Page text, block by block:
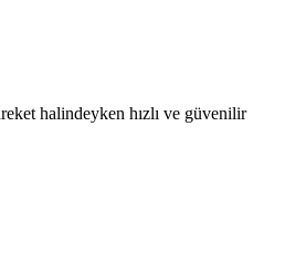
halindeyken hızlı ve güvenilir